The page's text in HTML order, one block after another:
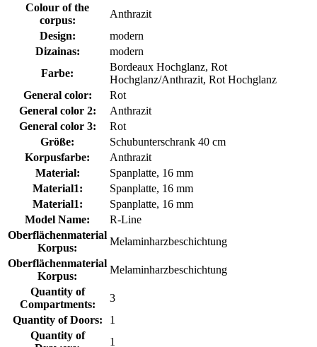
Colour of the
corpus:
Anthrazit
Design:
modern
Dizainas:
modern
Farbe:
Bordeaux Hochglanz, Rot
Hochglanz/Anthrazit, Rot Hochglanz
General color:
Rot
General color 2:
Anthrazit
General color 3:
Rot
Größe:
Schubunterschrank 40 cm
Korpusfarbe:
Anthrazit
Material:
Spanplatte, 16 mm
Material1:
Spanplatte, 16 mm
Material1:
Spanplatte, 16 mm
Model Name:
R-Line
Oberflächenmaterial
Korpus:
Melaminharzbeschichtung
Oberflächenmaterial
Korpus:
Melaminharzbeschichtung
Quantity of
Compartments:
3
Quantity of Doors:
1
Quantity of
1